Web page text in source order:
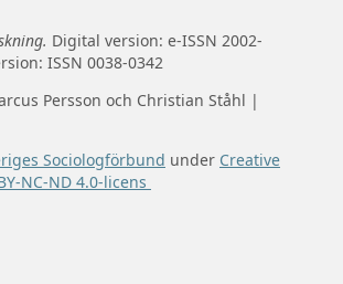
Digital version: e-ISSN 2002-
ISSN 0038-0342
Persson och Christian Ståhl |
Sociologförbund under Creative
NC-ND 4.0-licens